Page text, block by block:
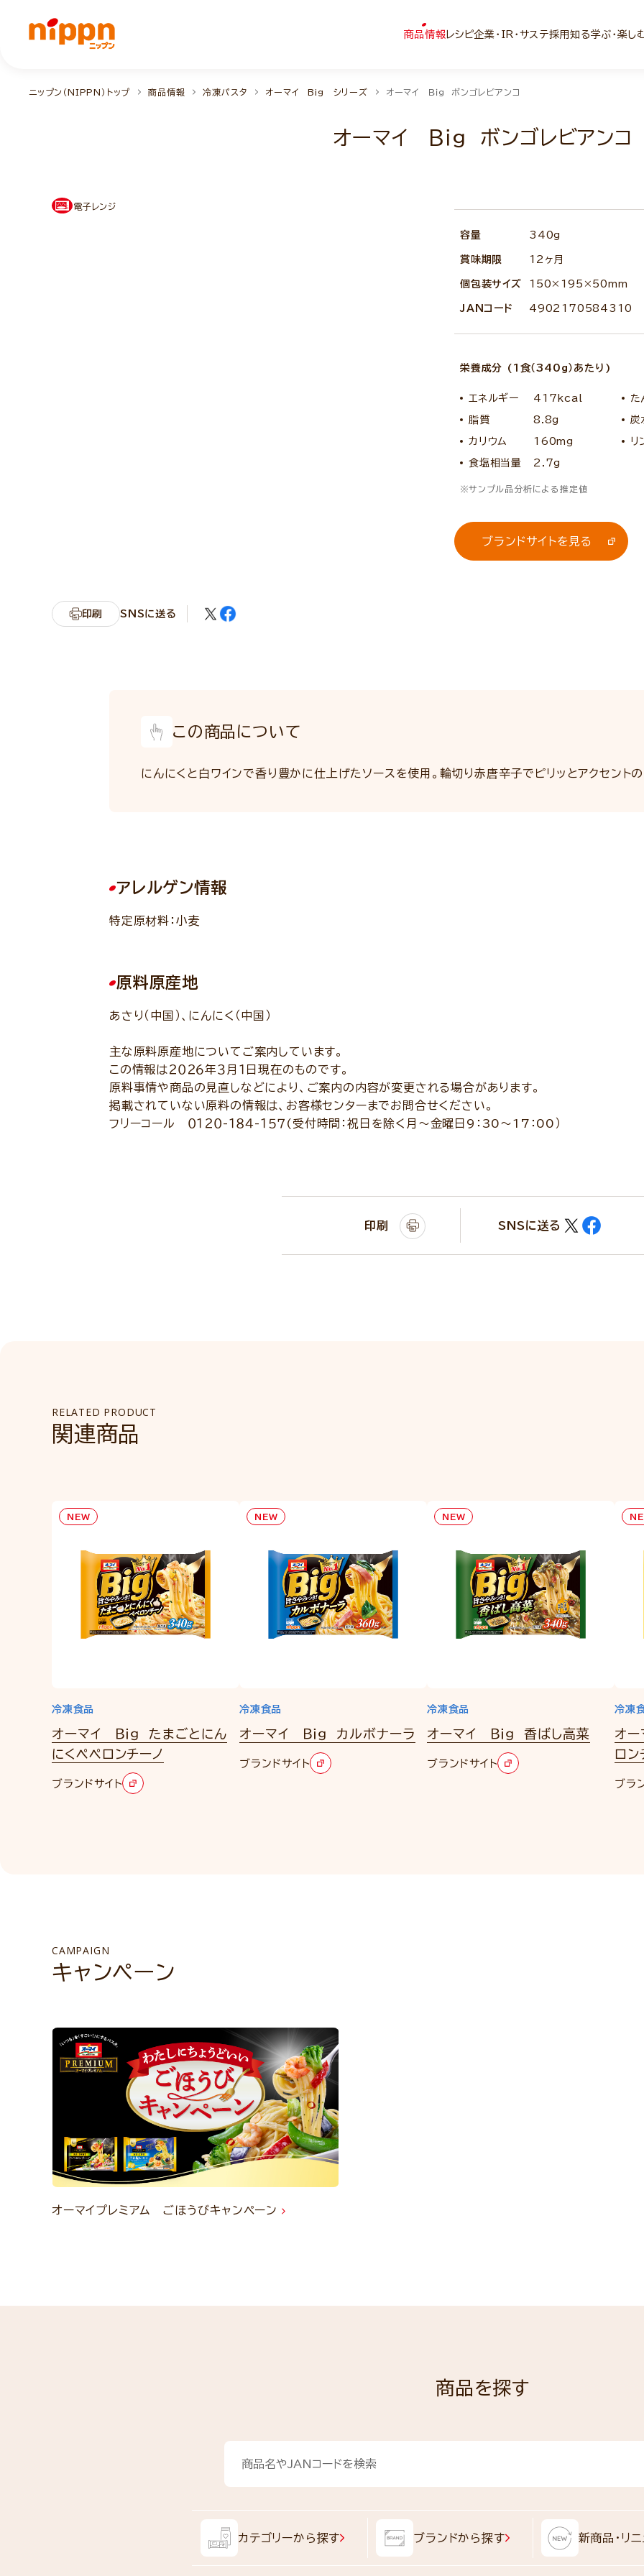
商品情報 レシピ企業・IR・サステ採用知る学ぶ・楽し
ニップン（NIPPN）トップ 商品情報 冷凍パスタ オーマイ Big シリーズ オーマイ Ｂｉｇ ボンゴレビアンコ
オーマイ Ｂｉｇ ボンゴレビアンコ
NEW
電子レンジ
容量 340g
賞味期限 12ヶ月
個包装サイズ 150×195×50mm
JANコード 4902170584310
栄養成分 (1食（340g）あたり)
エネルギー 417kcal た
脂質 8.8g 炭
カリウム 160mg リ
食塩相当量 2.7g
サンプル品分析による推定値
ブランドサイトを見る
印刷 SNSに送る
この商品について
にんにくと白ワインで香り豊かに仕上げたソースを使用。輪切り赤唐辛子でピリッとアクセント
アレルゲン情報
特定原材料：小麦
原料原産地
あさり（中国）、にんにく（中国）
主な原料原産地についてご案内しています。
この情報は２０２６年３月１日現在のものです。
原料事情や商品の見直しなどにより、ご案内の内容が変更される場合があります。
掲載されていない原料の情報は、お客様センターまでお問合せください。
フリーコール ０１２０-１８４-１５７(受付時間：祝日を除く月～金曜日9：30～17：00）
印刷 SNSに送る
RELATED PRODUCT
関連商品
NEW
冷凍食品
オーマイ Ｂｉｇ たまごとにん
にくペペロンチーノ
ブランドサイト
NEW
冷凍食品
オーマイ Ｂｉｇ カルボナーラ
ブランドサイト
NEW
冷凍食品
オーマイ Ｂｉｇ 香ばし高菜
ブランドサイト
冷凍
オー
ロン
ブラ
CAMPAIGN
キャンペーン
オーマイプレミアム ごほうびキャンペーン
商品を探す
カテゴリーから探す ブランドから探す 新商品・リ